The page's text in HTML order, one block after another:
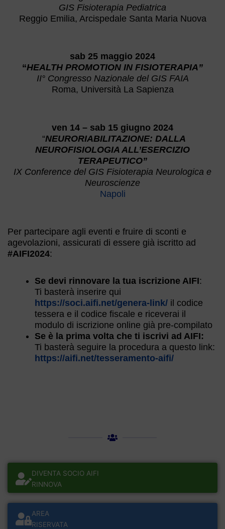
GIS Fisioterapia Pediatrica
Reggio Emilia, Arcispedale Santa Maria Nuova
sab 25 maggio 2024
“HEALTH PROMOTION IN FISIOTERAPIA”
II° Congresso Nazionale del GIS FAIA
Roma, Università La Sapienza
ven 14 – sab 15 giugno 2024
“NEURORIABILITAZIONE: DALLA
NEUROFISIOLOGIA ALL’ESERCIZIO
TERAPEUTICO”
IX Conference del GIS Fisioterapia Neurologica e
Neuroscienze
Napoli
Per partecipare agli eventi e fruire di sconti e
agevolazioni, assicurati di essere già iscritto ad
#AIFI2024:
Se devi rinnovare la tua iscrizione AIFI:
Ti basterà inserire qui
https://soci.aifi.net/genera-link/ il codice
tessera e il codice fiscale e riceverai il
modulo di iscrizione online già pre-compilato
Se è la prima volta che ti iscrivi ad AIFI:
Ti basterà seguire la procedura a questo link:
https://aifi.net/tesseramento-aifi/
DIVENTA SOCIO AIFI
RINNOVA
AREA
RISERVATA